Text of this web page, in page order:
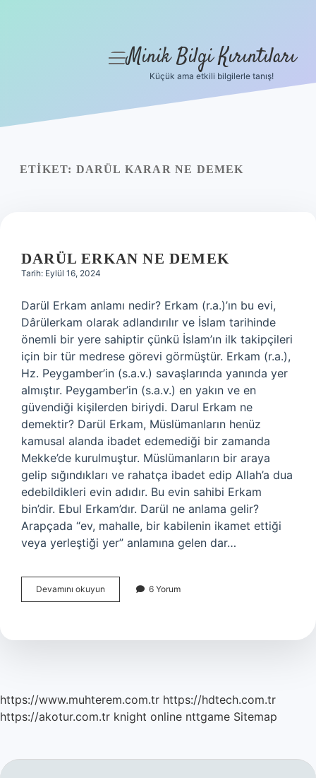
Yasal Uyarı
menüyü
Minik Bilgi Kırıntıları
Küçük ama etkili bilgilerle tanış!
ETIKET: DARÜL KARAR NE DEMEK
DARÜL ERKAN NE DEMEK
Tarih: Eylül 16, 2024
Darül Erkam anlamı nedir? Erkam (r.a.)’ın bu evi,
Dârülerkam olarak adlandırılır ve İslam tarihinde
önemli bir yere sahiptir çünkü İslam’ın ilk takipçileri
için bir tür medrese görevi görmüştür. Erkam (r.a.),
Hz. Peygamber’in (s.a.v.) savaşlarında yanında yer
almıştır. Peygamber’in (s.a.v.) en yakın ve en
güvendiği kişilerden biriydi. Darul Erkam ne
demektir? Darül Erkam, Müslümanların henüz
kamusal alanda ibadet edemediği bir zamanda
Mekke’de kurulmuştur. Müslümanların bir araya
gelip sığındıkları ve rahatça ibadet edip Allah’a dua
edebildikleri evin adıdır. Bu evin sahibi Erkam
bin’dir. Ebul Erkam’dır. Darül ne anlama gelir?
Arapçada “ev, mahalle, bir kabilenin ikamet ettiği
veya yerleştiği yer” anlamına gelen dar…
Devamını okuyun
Erkan
6 Yorum
https://www.muhterem.com.tr https://hdtech.com.tr
https://akotur.com.tr knight online nttgame Sitemap